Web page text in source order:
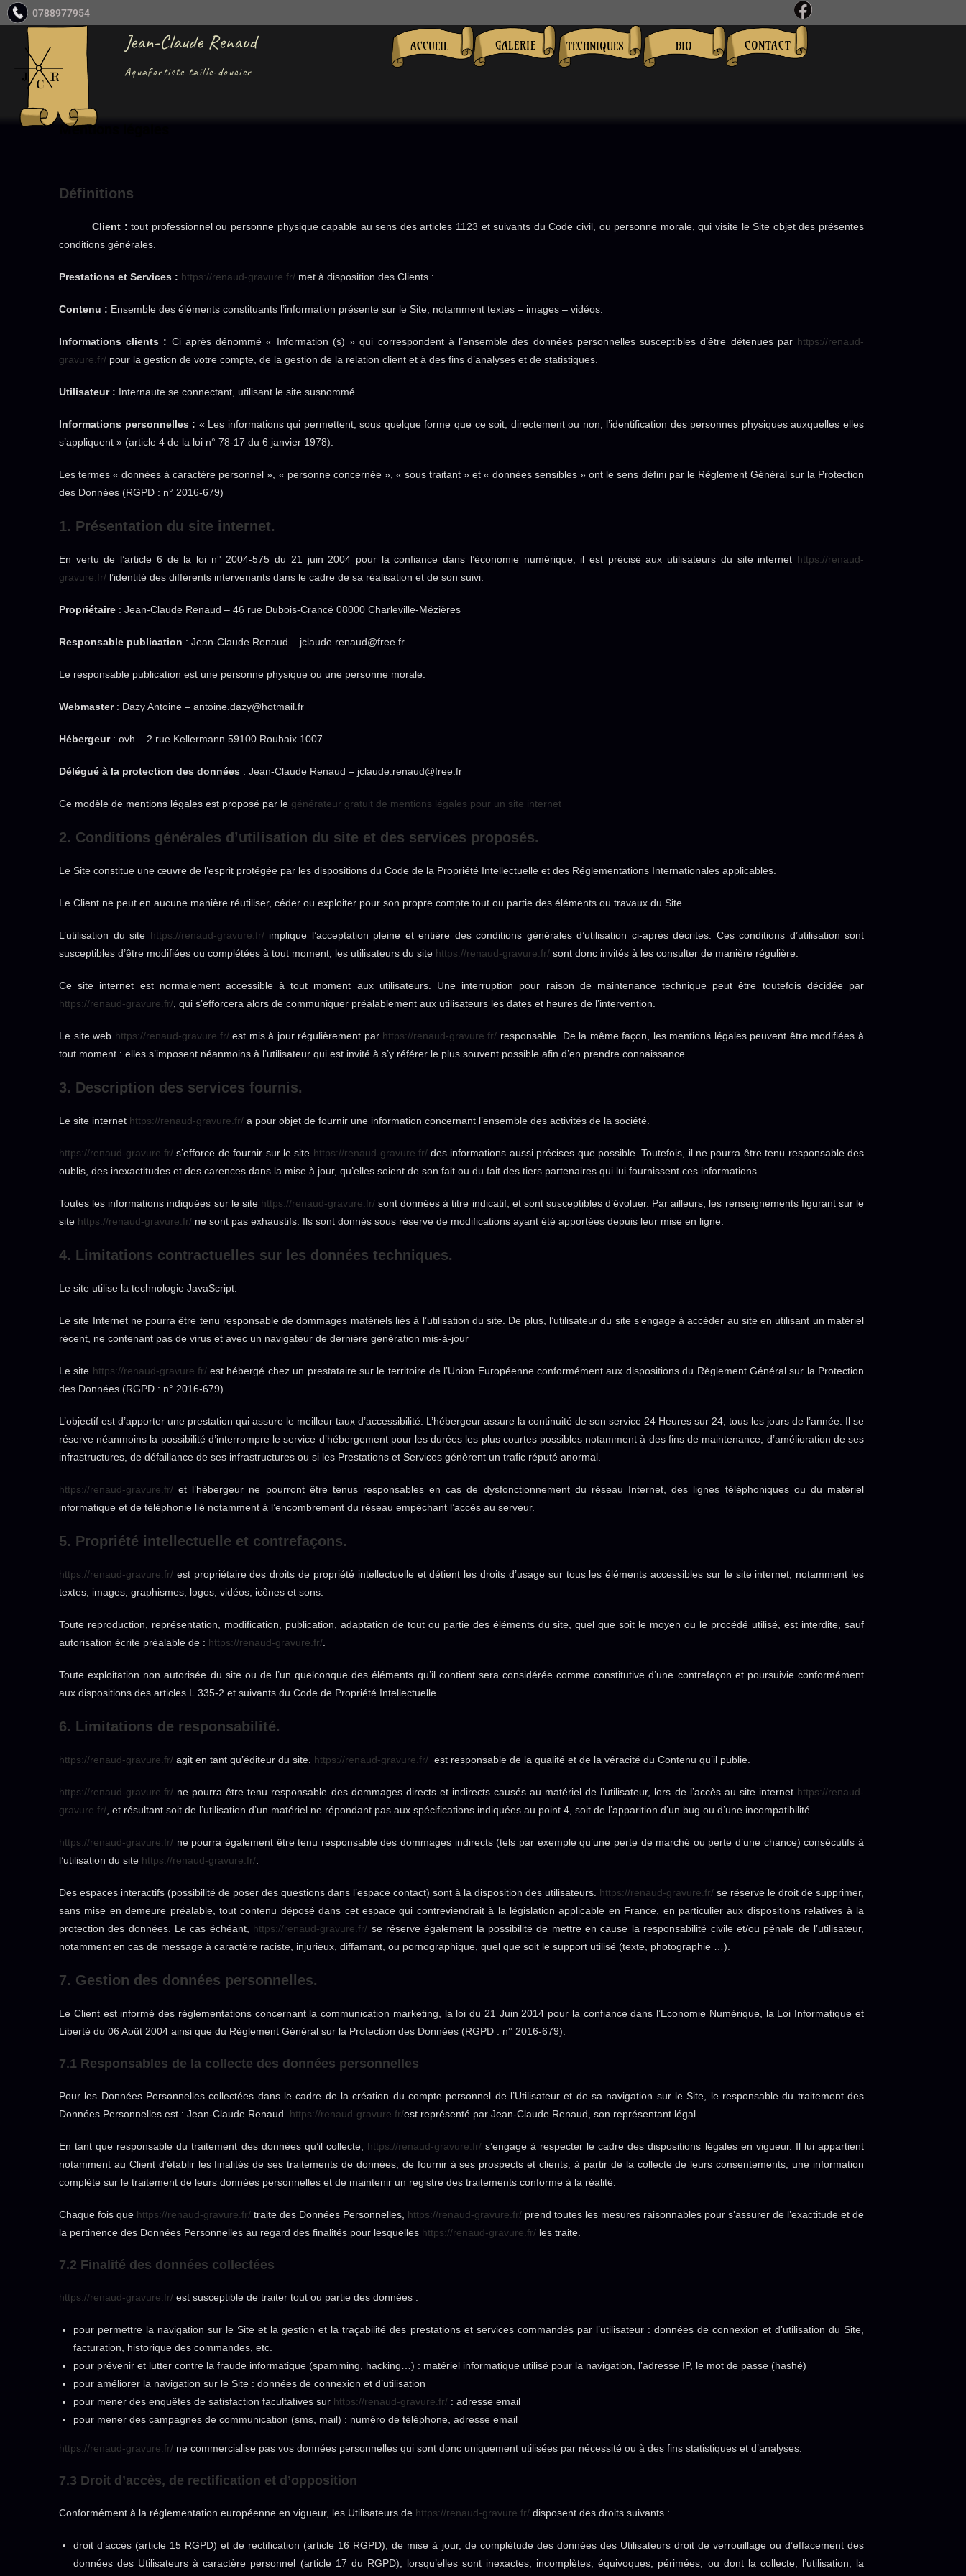
0788977954
Jean-Claude Renaud
Aquafortiste taille-doucier
ACCUEIL GALERIE TECHNIQUES BIO CONTACT
Mentions légales
Définitions
Client : tout professionnel ou personne physique capable au sens des articles 1123 et suivants du Code civil, ou personne morale, qui visite le Site objet des présentes
conditions générales.
Prestations et Services : https://renaud-gravure.fr/ met à disposition des Clients :
Contenu : Ensemble des éléments constituants l’information présente sur le Site, notamment textes – images – vidéos.
Informations clients : Ci après dénommé « Information (s) » qui correspondent à l’ensemble des données personnelles susceptibles d’être détenues par https://renaud-
gravure.fr/ pour la gestion de votre compte, de la gestion de la relation client et à des fins d’analyses et de statistiques.
Utilisateur : Internaute se connectant, utilisant le site susnommé.
Informations personnelles : « Les informations qui permettent, sous quelque forme que ce soit, directement ou non, l’identification des personnes physiques auxquelles elles
s’appliquent » (article 4 de la loi n° 78-17 du 6 janvier 1978).
Les termes « données à caractère personnel », « personne concernée », « sous traitant » et « données sensibles » ont le sens défini par le Règlement Général sur la Protection
des Données (RGPD : n° 2016-679)
1. Présentation du site internet.
En vertu de l’article 6 de la loi n° 2004-575 du 21 juin 2004 pour la confiance dans l’économie numérique, il est précisé aux utilisateurs du site internet https://renaud-
gravure.fr/ l’identité des différents intervenants dans le cadre de sa réalisation et de son suivi:
Propriétaire : Jean-Claude Renaud – 46 rue Dubois-Crancé 08000 Charleville-Mézières
Responsable publication : Jean-Claude Renaud – jclaude.renaud@free.fr
Le responsable publication est une personne physique ou une personne morale.
Webmaster: Dazy Antoine – antoine.dazy@hotmail.fr
Hébergeur: ovh – 2 rue Kellermann 59100 Roubaix 1007
Délégué à la protection des données : Jean-Claude Renaud – jclaude.renaud@free.fr
Ce modèle de mentions légales est proposé par le générateur gratuit de mentions légales pour un site internet
2. Conditions générales d’utilisation du site et des services proposés.
Le Site constitue une œuvre de l’esprit protégée par les dispositions du Code de la Propriété Intellectuelle et des Réglementations Internationales applicables.
Le Client ne peut en aucune manière réutiliser, céder ou exploiter pour son propre compte tout ou partie des éléments ou travaux du Site.
L’utilisation du site https://renaud-gravure.fr/implique l’acceptation pleine et entière des conditions générales d’utilisation ci-après décrites. Ces conditions d’utilisation sont
susceptibles d’être modifiées ou complétées à tout moment, les utilisateurs du site https://renaud-gravure.fr/ sont donc invités à les consulter de manière régulière.
Ce site internet est normalement accessible à tout moment aux utilisateurs. Une interruption pour raison de maintenance technique peut être toutefois décidée par
https://renaud-gravure.fr/ , qui s’efforcera alors de communiquer préalablement aux utilisateurs les dates et heures de l’intervention.
Le site web https://renaud-gravure.fr/est mis à jour régulièrement par https://renaud-gravure.fr/ responsable. De la même façon, les mentions légales peuvent être modifiées à
tout moment : elles s’imposent néanmoins à l’utilisateur qui est invité à s’y référer le plus souvent possible afin d’en prendre connaissance.
3. Description des services fournis.
Le site internet https://renaud-gravure.fr/ a pour objet de fournir une information concernant l’ensemble des activités de la société.
https://renaud-gravure.fr/ s’efforce de fournir sur le site https://renaud-gravure.fr/des informations aussi précises que possible. Toutefois, il ne pourra être tenu responsable des
oublis, des inexactitudes et des carences dans la mise à jour, qu’elles soient de son fait ou du fait des tiers partenaires qui lui fournissent ces informations.
Toutes les informations indiquées sur le site https://renaud-gravure.fr/sont données à titre indicatif, et sont susceptibles d’évoluer. Par ailleurs, les renseignements figurant sur le
site https://renaud-gravure.fr/ ne sont pas exhaustifs. Ils sont donnés sous réserve de modifications ayant été apportées depuis leur mise en ligne.
4. Limitations contractuelles sur les données techniques.
Le site utilise la technologie JavaScript.
Le site Internet ne pourra être tenu responsable de dommages matériels liés à l’utilisation du site. De plus, l’utilisateur du site s’engage à accéder au site en utilisant un matériel
récent, ne contenant pas de virus et avec un navigateur de dernière génération mis-à-jour
Le site https://renaud-gravure.fr/est hébergé chez un prestataire sur le territoire de l’Union Européenne conformément aux dispositions du Règlement Général sur la Protection
des Données (RGPD : n° 2016-679)
L’objectif est d’apporter une prestation qui assure le meilleur taux d’accessibilité. L’hébergeur assure la continuité de son service 24 Heures sur 24, tous les jours de l’année. Il se
réserve néanmoins la possibilité d’interrompre le service d’hébergement pour les durées les plus courtes possibles notamment à des fins de maintenance, d’amélioration de ses
infrastructures, de défaillance de ses infrastructures ou si les Prestations et Services génèrent un trafic réputé anormal.
https://renaud-gravure.fr/ et l’hébergeur ne pourront être tenus responsables en cas de dysfonctionnement du réseau Internet, des lignes téléphoniques ou du matériel
informatique et de téléphonie lié notamment à l’encombrement du réseau empêchant l’accès au serveur.
5. Propriété intellectuelle et contrefaçons.
https://renaud-gravure.fr/ est propriétaire des droits de propriété intellectuelle et détient les droits d’usage sur tous les éléments accessibles sur le site internet, notamment les
textes, images, graphismes, logos, vidéos, icônes et sons.
Toute reproduction, représentation, modification, publication, adaptation de tout ou partie des éléments du site, quel que soit le moyen ou le procédé utilisé, est interdite, sauf
autorisation écrite préalable de : https://renaud-gravure.fr/
Toute exploitation non autorisée du site ou de l’un quelconque des éléments qu’il contient sera considérée comme constitutive d’une contrefaçon et poursuivie conformément
aux dispositions des articles L.335-2 et suivants du Code de Propriété Intellectuelle.
6. Limitations de responsabilité.
https://renaud-gravure.fr/ agit en tant qu’éditeur du site. https://renaud-gravure.fr/ est responsable de la qualité et de la véracité du Contenu qu’il publie.
https://renaud-gravure.fr/ ne pourra être tenu responsable des dommages directs et indirects causés au matériel de l’utilisateur, lors de l’accès au site internet https://renaud-
gravure.fr/ , et résultant soit de l’utilisation d’un matériel ne répondant pas aux spécifications indiquées au point 4, soit de l’apparition d’un bug ou d’une incompatibilité.
https://renaud-gravure.fr/ ne pourra également être tenu responsable des dommages indirects (tels par exemple qu’une perte de marché ou perte d’une chance) consécutifs à
l’utilisation du site https://renaud-gravure.fr/
Des espaces interactifs (possibilité de poser des questions dans l’espace contact) sont à la disposition des utilisateurs. https://renaud-gravure.fr/ se réserve le droit de supprimer,
sans mise en demeure préalable, tout contenu déposé dans cet espace qui contreviendrait à la législation applicable en France, en particulier aux dispositions relatives à la
protection des données. Le cas échéant, https://renaud-gravure.fr/ se réserve également la possibilité de mettre en cause la responsabilité civile et/ou pénale de l’utilisateur,
notamment en cas de message à caractère raciste, injurieux, diffamant, ou pornographique, quel que soit le support utilisé (texte, photographie …).
7. Gestion des données personnelles.
Le Client est informé des réglementations concernant la communication marketing, la loi du 21 Juin 2014 pour la confiance dans l’Economie Numérique, la Loi Informatique et
Liberté du 06 Août 2004 ainsi que du Règlement Général sur la Protection des Données (RGPD : n° 2016-679).
7.1 Responsables de la collecte des données personnelles
Pour les Données Personnelles collectées dans le cadre de la création du compte personnel de l’Utilisateur et de sa navigation sur le Site, le responsable du traitement des
Données Personnelles est : Jean-Claude Renaud. https://renaud-gravure.fr/est représenté par Jean-Claude Renaud, son représentant légal
En tant que responsable du traitement des données qu’il collecte, https://renaud-gravure.fr/s’engage à respecter le cadre des dispositions légales en vigueur. Il lui appartient
notamment au Client d’établir les finalités de ses traitements de données, de fournir à ses prospects et clients, à partir de la collecte de leurs consentements, une information
complète sur le traitement de leurs données personnelles et de maintenir un registre des traitements conforme à la réalité.
Chaque fois que https://renaud-gravure.fr/ traite des Données Personnelles, https://renaud-gravure.fr/ prend toutes les mesures raisonnables pour s’assurer de l’exactitude et de
la pertinence des Données Personnelles au regard des finalités pour lesquelles https://renaud-gravure.fr/ les traite.
7.2 Finalité des données collectées
https://renaud-gravure.fr/ est susceptible de traiter tout ou partie des données :
pour permettre la navigation sur le Site et la gestion et la traçabilité des prestations et services commandés par l’utilisateur : données de connexion et d’utilisation du Site,
facturation, historique des commandes, etc.
pour prévenir et lutter contre la fraude informatique (spamming, hacking…) : matériel informatique utilisé pour la navigation, l’adresse IP, le mot de passe (hashé)
pour améliorer la navigation sur le Site : données de connexion et d’utilisation
pour mener des enquêtes de satisfaction facultatives sur https://renaud-gravure.fr/ : adresse email
pour mener des campagnes de communication (sms, mail) : numéro de téléphone, adresse email
https://renaud-gravure.fr/ ne commercialise pas vos données personnelles qui sont donc uniquement utilisées par nécessité ou à des fins statistiques et d’analyses.
7.3 Droit d’accès, de rectification et d’opposition
Conformément à la réglementation européenne en vigueur, les Utilisateurs de https://renaud-gravure.fr/ disposent des droits suivants :
droit d’accès (article 15 RGPD) et de rectification (article 16 RGPD), de mise à jour, de complétude des données des Utilisateurs droit de verrouillage ou d’effacement des
données des Utilisateurs à caractère personnel (article 17 du RGPD), lorsqu’elles sont inexactes, incomplètes, équivoques, périmées, ou dont la collecte, l’utilisation, la